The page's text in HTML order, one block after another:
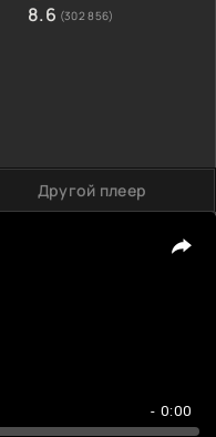
8.6 (302 856)
Другой плеер
- 0:00